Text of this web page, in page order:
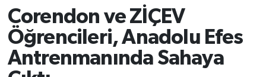
Corendon ve ZİÇEV
Öğrencileri, Anadolu Efes
Antrenmanında Sahaya